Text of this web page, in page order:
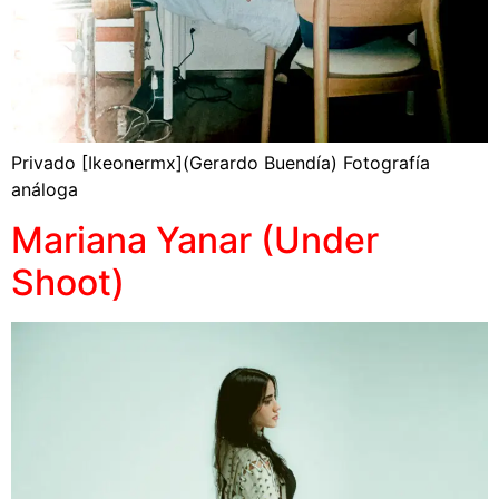
Privado [Ikeonermx](Gerardo Buendía) Fotografía
análoga
Mariana Yanar (Under
Shoot)